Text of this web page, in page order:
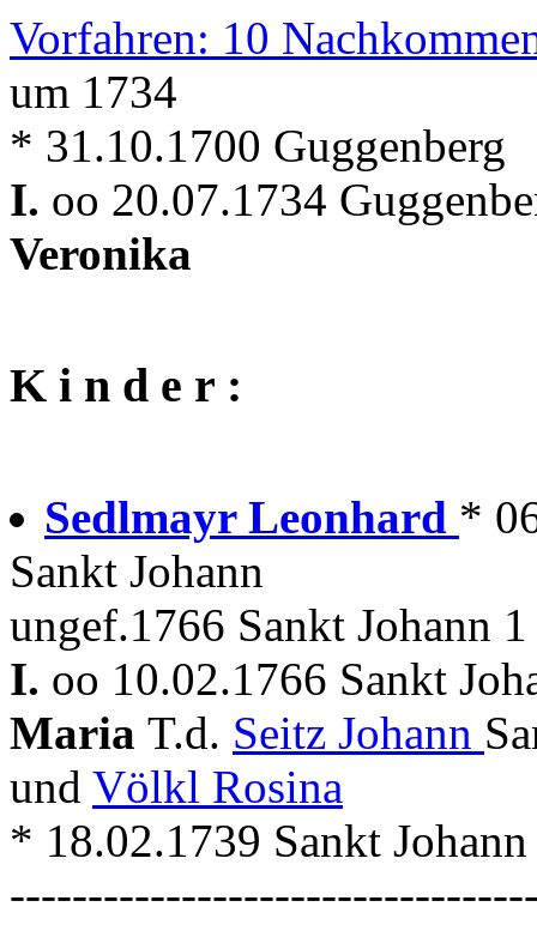
Vorfahren: 10
um 1734
* 31.10.1700 Guggenberg
I. oo 20.07.1734
Veronika
K i n d e r :
Sedlmayr Leonhard *
Sankt Johann
ungef.1766 Sankt Johann
I. oo 10.02.1766 Sankt
Maria T.d. Seitz Johann
und Völkl Rosina
* 18.02.1739 Sankt